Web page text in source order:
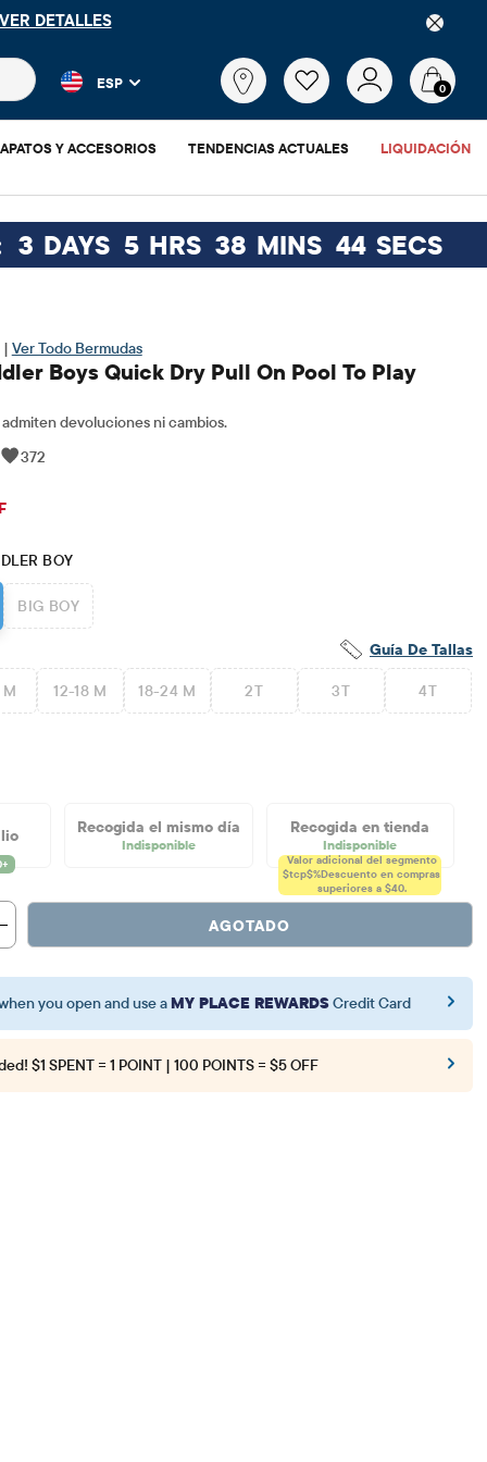
DETALLES
populares y los resultados de productos a medida que
ESP 0
Y ACCESORIOS TENDENCIAS ACTUALES LIQUIDACIÓN
3 DAYS 5 HRS 38 MINS 43 SECS
| Ver Todo Bermudas
Boys Quick Dry Pull On Pool To Play
admiten devoluciones ni cambios.
372
original: $22.95
BOY
BIG BOY
Guía De Tallas
12-18 M 18-24 M 2T 3T 4T
Recogida el mismo día
Indisponible
Recogida en tienda
Indisponible
Valor adicional del segmento
$tcp$%Descuento en compras
superiores a $40.
AGOTADO
you open and use aMY PLACE REWARDSCredit Card
$1 SPENT = 1 POINT | 100 POINTS = $5 OFF